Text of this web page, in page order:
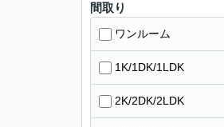
間取り
ワンルーム
1K/1DK/1LDK
2K/2DK/2LDK